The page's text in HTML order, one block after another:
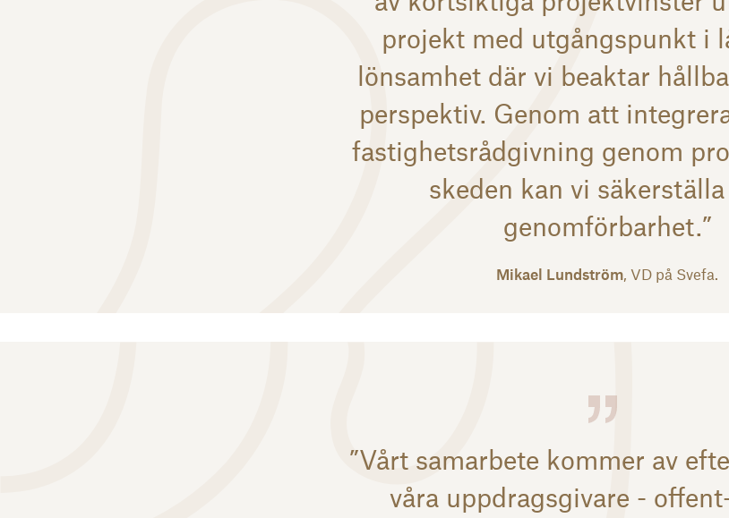
projekt med utgångspunkt i
lönsamhet där vi beaktar
perspektiv. Genom att
fastighetsrådgivning genom
skeden kan vi säkerställa
genomförbarhet.”
Mikael Lundström, VD på Svefa.
”Vårt samarbete kommer av
våra uppdragsgivare -